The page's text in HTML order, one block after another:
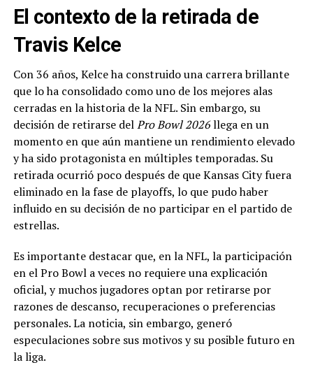
El contexto de la retirada de
Travis Kelce
Con 36 años, Kelce ha construido una carrera brillante
que lo ha consolidado como uno de los mejores alas
cerradas en la historia de la NFL. Sin embargo, su
decisión de retirarse delPro Bowl 2026llega en un
momento en que aún mantiene un rendimiento elevado
y ha sido protagonista en múltiples temporadas. Su
retirada ocurrió poco después de que Kansas City fuera
eliminado en la fase de playoffs, lo que pudo haber
influido en su decisión de no participar en el partido de
estrellas.
Es importante destacar que, en la NFL, la participación
en el Pro Bowl a veces no requiere una explicación
oficial, y muchos jugadores optan por retirarse por
razones de descanso, recuperaciones o preferencias
personales. La noticia, sin embargo, generó
especulaciones sobre sus motivos y su posible futuro en
la liga.